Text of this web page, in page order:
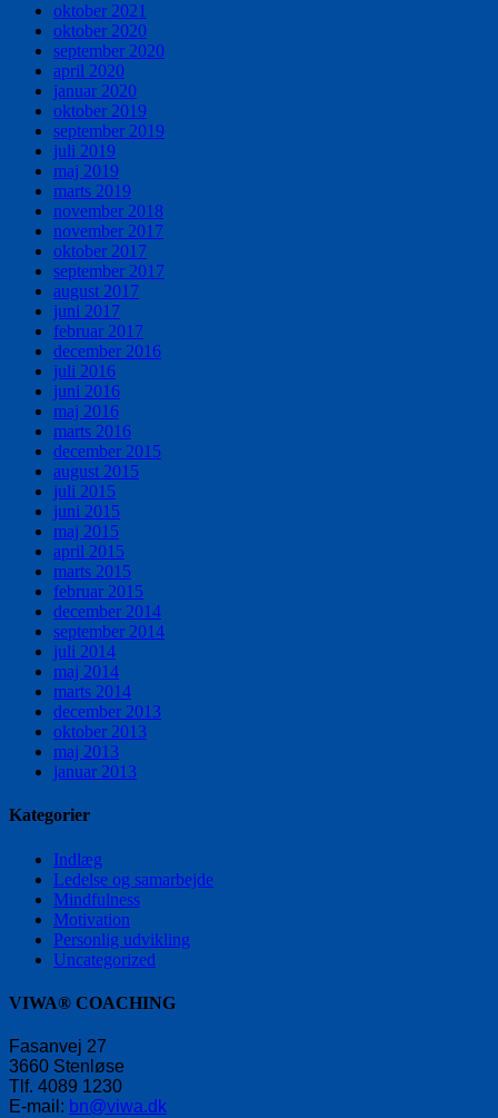
oktober 2021
oktober 2020
september 2020
april 2020
januar 2020
oktober 2019
september 2019
juli 2019
maj 2019
marts 2019
november 2018
november 2017
oktober 2017
september 2017
august 2017
juni 2017
februar 2017
december 2016
juli 2016
juni 2016
maj 2016
marts 2016
december 2015
august 2015
juli 2015
juni 2015
maj 2015
april 2015
marts 2015
februar 2015
december 2014
september 2014
juli 2014
maj 2014
marts 2014
december 2013
oktober 2013
maj 2013
januar 2013
Kategorier
Indlæg
Ledelse og samarbejde
Mindfulness
Motivation
Personlig udvikling
Uncategorized
VIWA® COACHING
Fasanvej 27
3660 Stenløse
Tlf. 4089 1230
E-mail: bn@viwa.dk